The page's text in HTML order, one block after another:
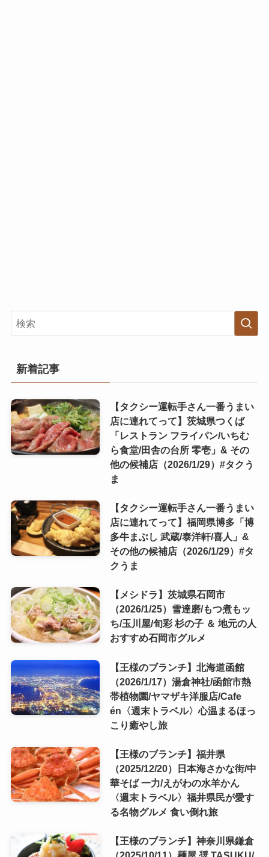
新着記事
【タクシー運転手さん一番うまい
店に連れてって】茨城県つくば
「レストラン フライパン/いちむ
ら食堂/田舎の台所 零壱」& その
他の候補店（2026/1/29）#タクう
ま
【タクシー運転手さん一番うまい
店に連れてって】福岡県博多「博
多牛まぶし 武蔵/泰洋軒/喜人」&
その他の候補店（2026/1/29）#タ
クうま
【メシドラ】茨城県石岡市
（2026/1/25）雪達磨/もつ煮もッ
ち/玉川屋/旬彩 杉の子 ＆ 地元の人
おすすめ石岡市グルメ
【王様のブランチ】北海道函館
（2026/1/17）湯倉神社/函館市熱
帯植物園/ヤマザキ洋服店/Cafe
én〈週末トラベル〉心温まるほっ
こり癒やし旅
【王様のブランチ】福井県
（2025/12/20）日本海さかな街/中
華そば 一力/えがわの水羊かん
〈週末トラベル〉福井県民が愛す
る名物グルメ 食い倒れ旅
【王様のブランチ】神奈川県鎌倉